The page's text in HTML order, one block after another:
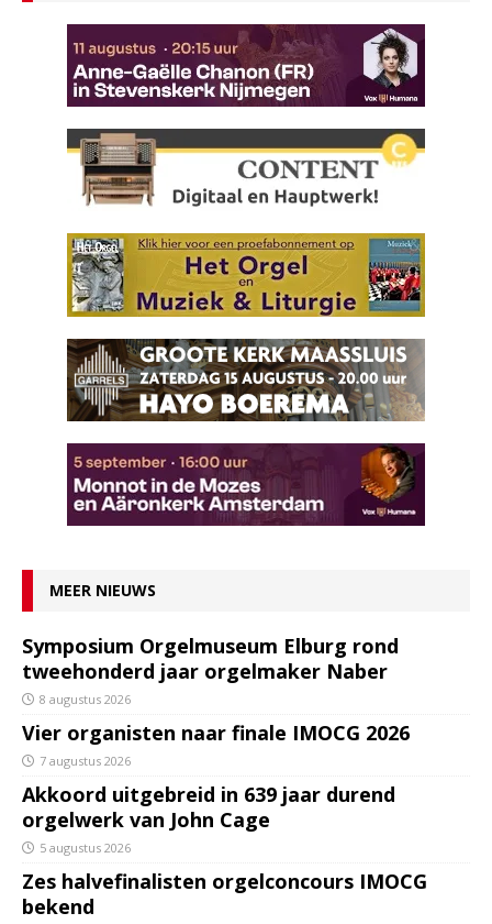
MEER NIEUWS
Symposium Orgelmuseum Elburg rond
tweehonderd jaar orgelmaker Naber
8 augustus 2026
Vier organisten naar finale IMOCG 2026
7 augustus 2026
Akkoord uitgebreid in 639 jaar durend
orgelwerk van John Cage
5 augustus 2026
Zes halvefinalisten orgelconcours IMOCG
bekend